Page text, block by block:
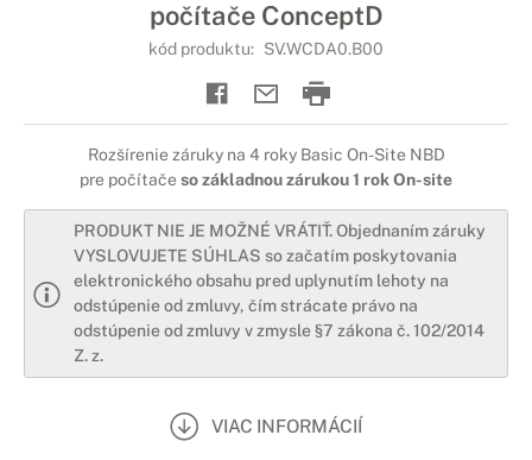
počítače ConceptD
kód produktu: SV.WCDA0.B00
Rozšírenie záruky na 4 roky Basic On-Site NBD
pre počítače so základnou zárukou 1 rok On-site
PRODUKT NIE JE MOŽNÉ VRÁTIŤ. Objednaním záruky
VYSLOVUJETE SÚHLAS so začatím poskytovania
elektronického obsahu pred uplynutím lehoty na
odstúpenie od zmluvy, čím strácate právo na
odstúpenie od zmluvy v zmysle §7 zákona č. 102/2014
Z. z.
VIAC INFORMÁCIÍ